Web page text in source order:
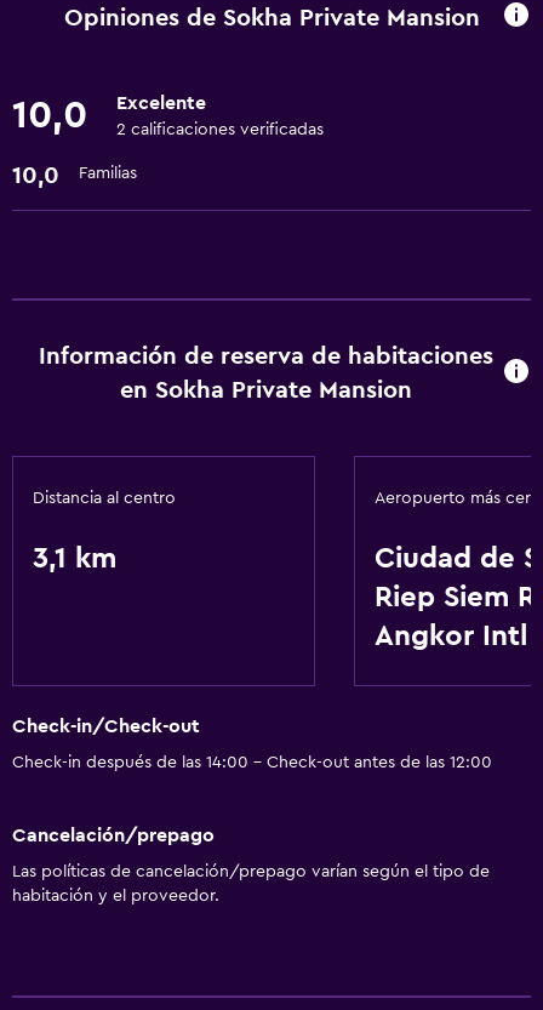
Servicio de habitaciones
Microondas
Tetera
Cocina
Cocineta
Servicios básicos
Ventilador
Artículos de aseo gratis
Adaptador
Piscina y spa
Piscina privada
Opiniones de Sokha Private Mansion
10,0 Excelente
2 calificaciones verificadas
10,0 Familias
Información de reserva de habitaciones
en Sokha Private Mansion
Distancia al centro
3,1 km
Aeropuerto más
Ciudad de
Riep Siem
Angkor Intl
Check-in/Check-out
Check-in después de las 14:00 - Check-out antes de las 12:00
Cancelación/prepago
Las políticas de cancelación/prepago varían según el tipo de
habitación y el proveedor.